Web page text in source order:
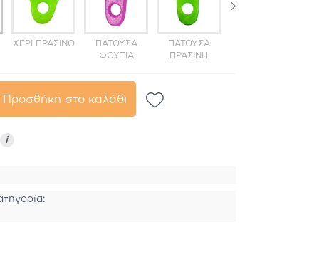
ΧΈΡΙ ΠΡΆΣΙΝΟ
ΠΑΤΟΎΣΑ
ΦΟΎΞΙΑ
ΠΑΤΟΎΣΑ
ΠΡΆΣΙΝΗ
Προσθήκη στο καλάθι
i